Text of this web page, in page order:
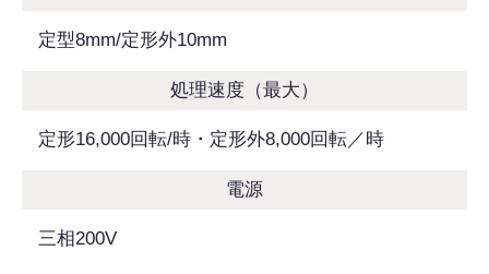
定型8mm/定形外10mm
処理速度（最大）
定形16,000回転/時・定形外8,000回転／時
電源
三相200V